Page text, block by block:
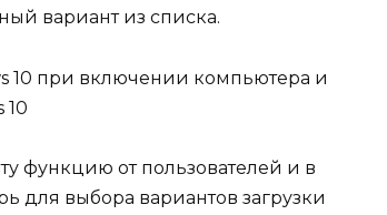
вариант из списка.
функцию от пользователей и в
для выбора вариантов загрузки